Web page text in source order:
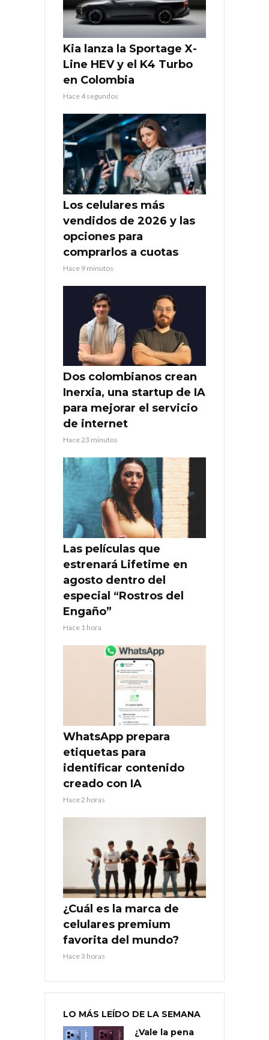
Kia lanza la Sportage X-
Line HEV y el K4 Turbo
en Colombia
Hace 4 segundos
Los celulares más
vendidos de 2026 y las
opciones para
comprarlos a cuotas
Hace 9 minutos
Dos colombianos crean
Inerxia, una startup de IA
para mejorar el servicio
de internet
Hace 23 minutos
Las películas que
estrenará Lifetime en
agosto dentro del
especial “Rostros del
Engaño”
Hace 1 hora
WhatsApp prepara
etiquetas para
identificar contenido
creado con IA
Hace 2 horas
¿Cuál es la marca de
celulares premium
favorita del mundo?
Hace 3 horas
LO MÁS LEÍDO DE LA SEMANA
¿Vale la pena